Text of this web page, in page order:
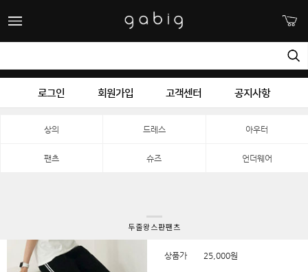
로그인 회원가입 고객센터 공지사항
상의 드레스 아우터
팬츠 슈즈 언더웨어
두줄왕스판팬츠
상품가 25,000원